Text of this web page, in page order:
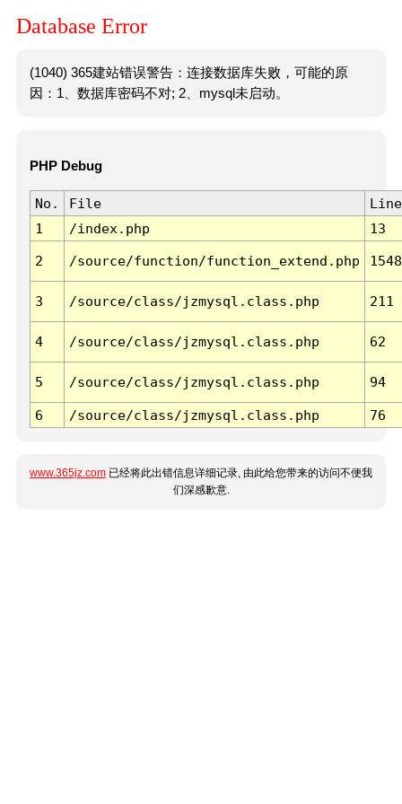
Database Error
(1040) 365建站错误警告：连接数据库失败，可能的原
因：1、数据库密码不对; 2、mysql未启动。
PHP Debug
No. File
Line
1
/index.php 13
2 /source/function/function_extend.php 1548
3 /source/class/jzmysql.class.php 211
4 /source/class/jzmysql.class.php 62
5 /source/class/jzmysql.class.php 94
6 /source/class/jzmysql.class.php 76
www.365jz.com 已经将此出错信息详细记录, 由此给您带来的访问不便我
们深感歉意.